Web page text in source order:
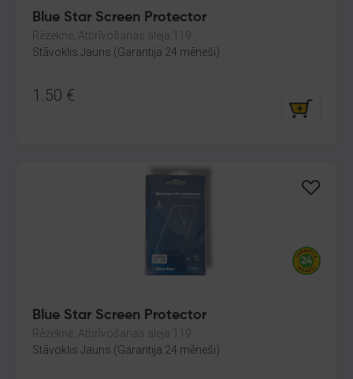
Blue Star Screen Protector
Rēzekne, Atbrīvošanas aleja 119
Stāvoklis Jauns (Garantija 24 mēneši)
1.50 €
Blue Star Screen Protector
Rēzekne, Atbrīvošanas aleja 119
Stāvoklis Jauns (Garantija 24 mēneši)